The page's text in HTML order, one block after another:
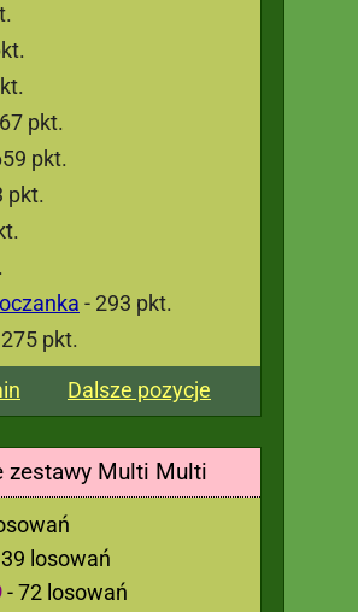
pkt.
pkt.
pkt.
- 293 pkt.
pkt.
Dalsze pozycje
zestawy Multi Multi
losowań
- 72 losowań